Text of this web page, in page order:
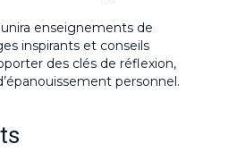
enseignements de
inspirants et conseils
des clés de réflexion,
personnel.